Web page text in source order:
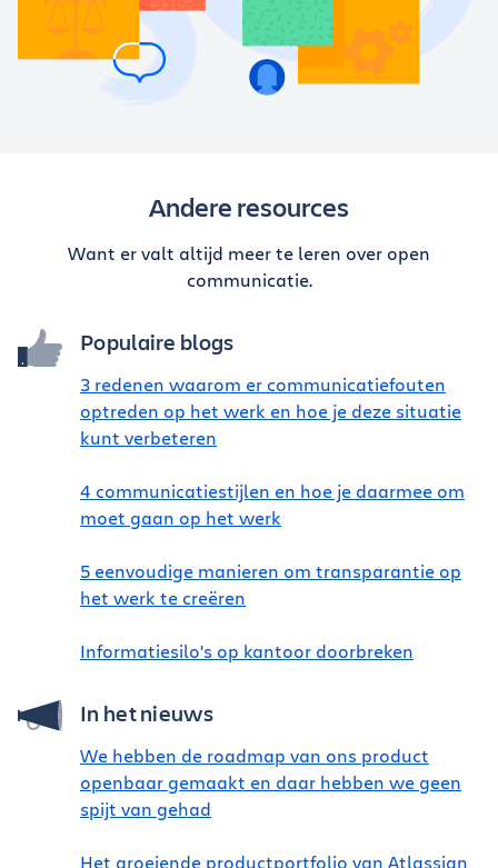
Andere resources
Want er valt altijd meer te leren over open
communicatie.
Populaire blogs
3 redenen waarom er communicatiefouten
optreden op het werk en hoe je deze situatie
kunt verbeteren
4 communicatiestijlen en hoe je daarmee om
moet gaan op het werk
5 eenvoudige manieren om transparantie op
het werk te creëren
Informatiesilo's op kantoor doorbreken
In het nieuws
We hebben de roadmap van ons product
openbaar gemaakt en daar hebben we geen
spijt van gehad
Het groeiende productportfolio van Atlassian